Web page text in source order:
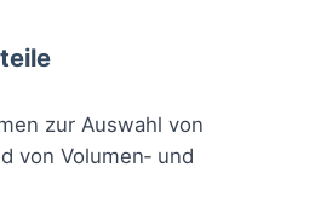
zur Auswahl von
von Volumen‑ und